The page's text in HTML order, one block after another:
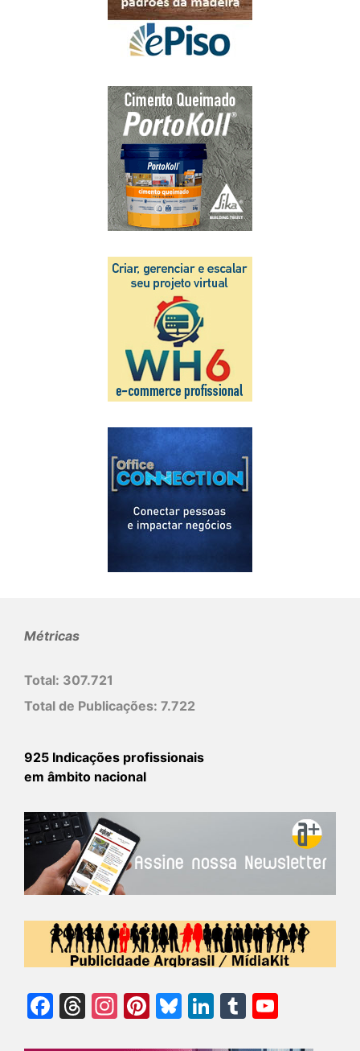
Métricas
Total: 307.721
Total de Publicações: 7.722
925 Indicações profissionais
em âmbito nacional
Facebook
Threads
Instagram
Pinterest
Bluesky
LinkedIn
Tumblr